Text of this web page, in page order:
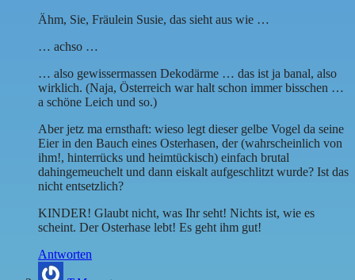
Ähm, Sie, Fräulein Susie, das sieht aus wie …
… achso …
… also gewissermassen Dekodärme … das ist ja banal, also
wirklich. (Naja, Österreich war halt schon immer bisschen …
a schöne Leich und so.)
Aber jetz ma ernsthaft: wieso legt dieser gelbe Vogel da seine
Eier in den Bauch eines Osterhasen, der (wahrscheinlich von
ihm!, hinterrücks und heimtückisch) einfach brutal
dahingemeuchelt und dann eiskalt aufgeschlitzt wurde? Ist das
nicht entsetzlich?
KINDER! Glaubt nicht, was Ihr seht! Nichts ist, wie es
scheint. Der Osterhase lebt! Es geht ihm gut!
Antworten